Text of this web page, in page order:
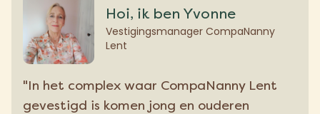
Hoi, ik ben Yvonne
Vestigingsmanager CompaNanny
Lent
"In het complex waar CompaNanny Lent
gevestigd is komen jong en ouderen